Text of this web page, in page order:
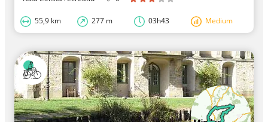
55,9 km 277 m 03h43 Medium